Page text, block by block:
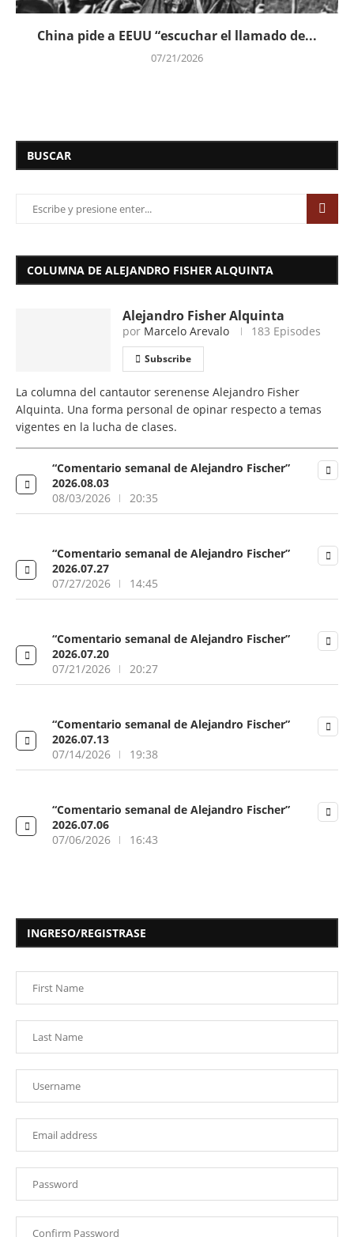
China pide a EEUU “escuchar el llamado de...
07/21/2026
BUSCAR
COLUMNA DE ALEJANDRO FISHER ALQUINTA
Alejandro Fisher Alquinta
por Marcelo Arevalo 183 Episodes
Subscribe
La columna del cantautor serenense Alejandro Fisher
Alquinta. Una forma personal de opinar respecto a temas
vigentes en la lucha de clases.
“Comentario semanal de Alejandro Fischer”
2026.08.03
08/03/2026
20:35
“Comentario semanal de Alejandro Fischer”
2026.07.27
07/27/2026
14:45
“Comentario semanal de Alejandro Fischer”
2026.07.20
07/21/2026
20:27
“Comentario semanal de Alejandro Fischer”
2026.07.13
07/14/2026
19:38
“Comentario semanal de Alejandro Fischer”
2026.07.06
07/06/2026
16:43
INGRESO/REGISTRASE